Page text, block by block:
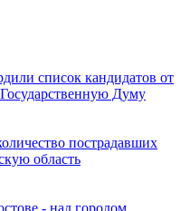
список кандидатов от
Думу
пострадавших
область
- над городом